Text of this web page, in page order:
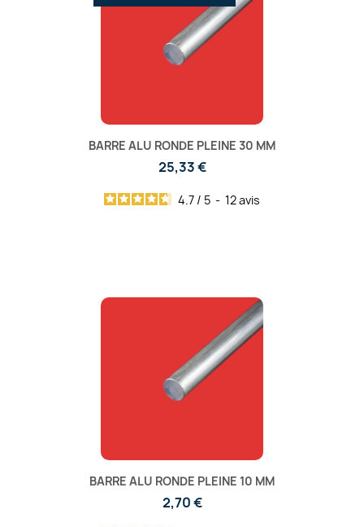
BARRE ALU RONDE PLEINE 30 MM
25,33 €
4.7 / 5 - 12avis
BARRE ALU RONDE PLEINE 10 MM
2,70 €